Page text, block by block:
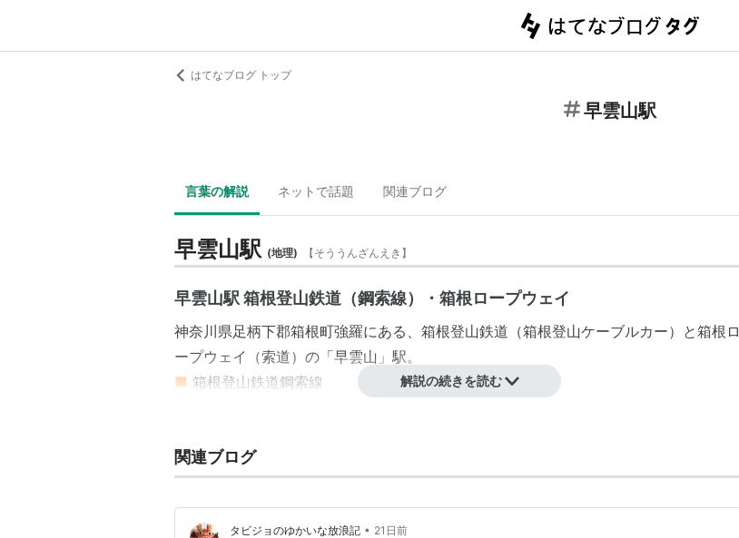
はてなブログ トップ
早雲山駅
言葉の解説 ネットで話題 関連ブログ
早雲山駅 (地理) 【そううんざんえき 】
早雲山駅 箱根登山鉄道（鋼索線）・箱根ロープウェイ
神奈川県足柄下郡箱根町強羅にある、 箱根登山鉄道 （箱根登山ケーブルカー）と箱根ロ
ープウェイ
（索道）の「早雲山 」駅。
■ 箱根登山鉄道鋼索線
■ 箱根ロープウェイ
桃源台駅
解説の続きを読む
関連ブログ
タビジョのゆかいな放浪記 • 21日前